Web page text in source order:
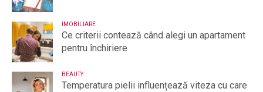
IMOBILIARE
Ce criterii contează când alegi un apartament
pentru închiriere
BEAUTY
Temperatura pielii influențează viteza cu care